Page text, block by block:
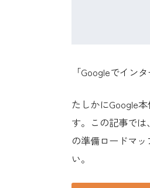
「Googleでイン
たしかにGoogle
す。この記事で
の準備ロードマ
い。